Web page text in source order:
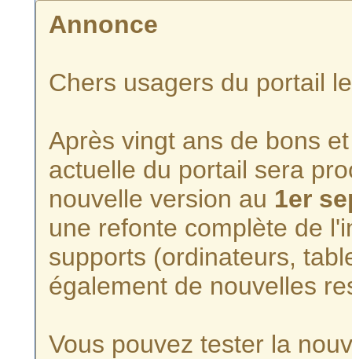
Annonce
Chers usagers du portail
Après vingt ans de bons
actuelle du portail sera
nouvelle version au 1er
une refonte complète de
supports (ordinateurs,
également de nouvelles
Vous pouvez tester la